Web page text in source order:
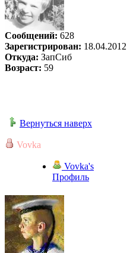
Сообщений: 628
Зарегистрирован: 18.04.2012
Откуда: ЗапСиб
Возраст: 59
Вернуться наверх
Vovka
Vovka's
Профиль